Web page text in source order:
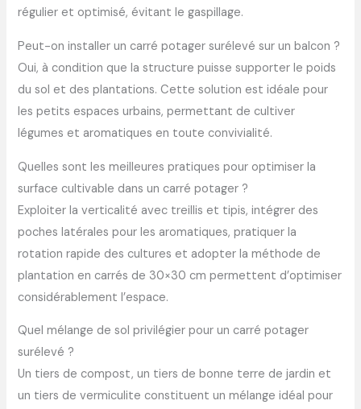
régulier et optimisé, évitant le gaspillage.
Peut-on installer un carré potager surélevé sur un balcon ?
Oui, à condition que la structure puisse supporter le poids
du sol et des plantations. Cette solution est idéale pour
les petits espaces urbains, permettant de cultiver
légumes et aromatiques en toute convivialité.
Quelles sont les meilleures pratiques pour optimiser la
surface cultivable dans un carré potager ?
Exploiter la verticalité avec treillis et tipis, intégrer des
poches latérales pour les aromatiques, pratiquer la
rotation rapide des cultures et adopter la méthode de
plantation en carrés de 30×30 cm permettent d’optimiser
considérablement l’espace.
Quel mélange de sol privilégier pour un carré potager
surélevé ?
Un tiers de compost, un tiers de bonne terre de jardin et
un tiers de vermiculite constituent un mélange idéal pour